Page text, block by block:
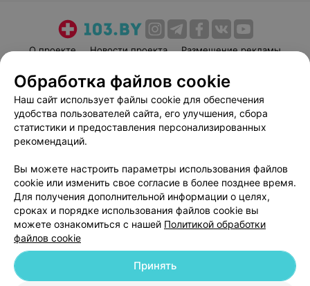
О проекте Новости проекта
Размещение рекламы
Пользовательское соглашение
Способы оплаты
Вакансии
Партнеры
Написать руководителю 103.by
Персональные настройки cookie
Обработка персональных данных
© 2026 ООО «Артокс Лаб», УНП 191700409| 220012, Республика Беларусь,
Обработка файлов cookie
Наш сайт использует файлы cookie для обеспечения
удобства пользователей сайта, его улучшения, сбора
статистики и предоставления персонализированных
рекомендаций.
Вы можете настроить параметры использования файлов
cookie или изменить свое согласие в более позднее время.
Для получения дополнительной информации о целях,
сроках и порядке использования файлов cookie вы
можете ознакомиться с нашей Политикой обработки
файлов cookie
Принять